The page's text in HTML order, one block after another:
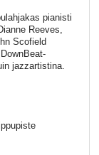
pianisti
Reeves,
Scofield
jazzartistina.